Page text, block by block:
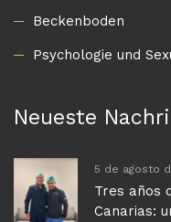
Beckenboden
Psychologie und
Neueste
5 de agosto
Tres años
Canarias: